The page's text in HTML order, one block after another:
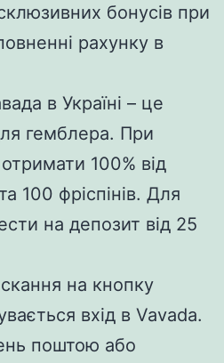
бонусів при
рахунку в
в Україні – це
гемблера. При
100% від
100 фріспінів. Для
на депозит від 25
на кнопку
вхід в Vavada.
поштою або